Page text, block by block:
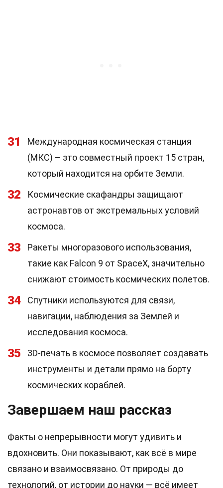
31
Международная космическая станция
(МКС) – это совместный проект 15 стран,
который находится на орбите Земли.
32
Космические скафандры защищают
астронавтов от экстремальных условий
космоса.
33
Ракеты многоразового использования,
такие как Falcon 9 от SpaceX, значительно
снижают стоимость космических полетов.
34
Спутники используются для связи,
навигации, наблюдения за Землей и
исследования космоса.
35
3D-печать в космосе позволяет создавать
инструменты и детали прямо на борту
космических кораблей.
Завершаем наш рассказ
Факты о непрерывности могут удивить и
вдохновить. Они показывают, как всё в мире
связано и взаимосвязано. От природы до
технологий, от истории до науки — всё имеет